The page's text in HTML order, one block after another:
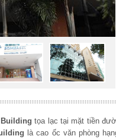
tọa lạc tại mặt tiền
là cao ốc văn phòng